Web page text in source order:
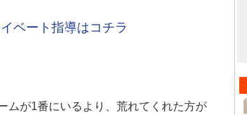
ベート指導はコチラ
ムが1番にいるより、荒れてくれた方が